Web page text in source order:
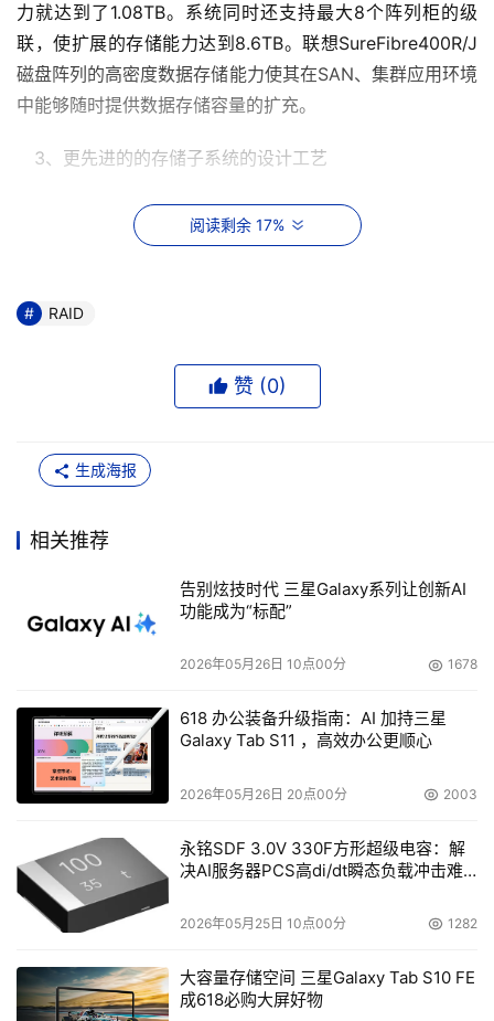
力就达到了1.08TB。系统同时还支持最大8个阵列柜的级
联，使扩展的存储能力达到8.6TB。联想SureFibre400R/J
磁盘阵列的高密度数据存储能力使其在SAN、集群应用环境
中能够随时提供数据存储容量的扩充。
3、更先进的的存储子系统的设计工艺
联想SureFibre 400R/J磁盘阵列重新设计了磁盘固位装
置，并通过的震动阻尼技术保护阵列中的磁盘。新材料的使
等一系列新工艺设计可以确保在高速访问数据信息时存储系
护技术结合起来，使联想SureFibre 400R/J磁盘阵列可以
在证券、电信流媒体等关键行业中为用户构建高可靠的存储
阅读剩余 17%
RAID
赞 (0)
生成海报
相关推荐
告别炫技时代 三星Galaxy系列让创新AI
功能成为“标配”
2026年05月26日 10点00分 1678
618 办公装备升级指南：AI 加持三星
Galaxy Tab S11 ，高效办公更顺心
2026年05月26日 20点00分 2003
永铭SDF 3.0V 330F方形超级电容：解
决AI服务器PCS高di/dt瞬态负载冲击难
2026年05月25日 10点00分 1282
大容量存储空间 三星Galaxy Tab S10 FE
成618必购大屏好物